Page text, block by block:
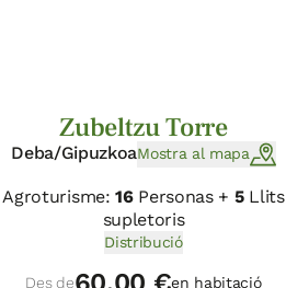
Zubeltzu Torre
Deba/GipuzkoaMostra al mapa
Agroturisme:16Personas + 5Llits
supletoris
Distribució
Des de en habitació